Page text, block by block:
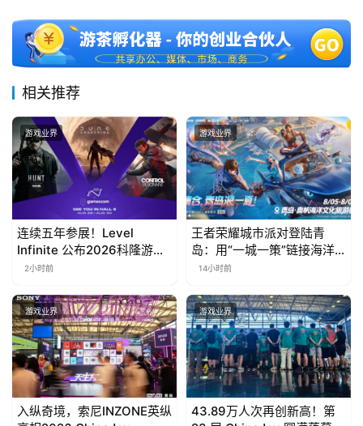
相关推荐
游戏业界
连续五年参展！Level
Infinite 公布2026科隆游戏
展产品阵容
2小时前
游戏业界
王者荣耀城市派对登陆青
岛：用“一城一策”链接海洋
场景，以双向奔赴带动夏日
14小时前
游戏业界
入纵奇境，索尼INZONE英纵
游戏业界
43.89万人次再创新高！第